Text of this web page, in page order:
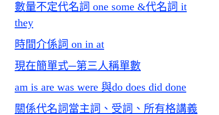
數量不定代名詞 one some &代名詞 it
they
時間介係詞 on in at
現在簡單式─第三人稱單數
am is are was were 與do does did done
關係代名詞當主詞、受詞、所有格講義